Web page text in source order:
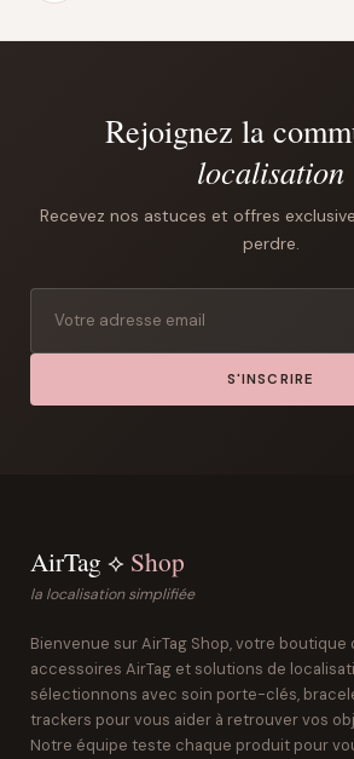
Rejoignez la
localisation
Recevez nos astuces et offres
perdre.
S'INSCRIRE
AirTag ⟡ Shop
la localisation simplifiée
Bienvenue sur AirTag Shop, votre boutique
accessoires AirTag et solutions de
sélectionnons avec soin porte-clés,
trackers pour vous aider à retrouver vos
Notre équipe teste chaque produit pour